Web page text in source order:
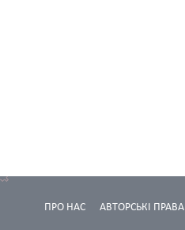
АВТОРСЬКІ ПРАВА
ПРО НАС